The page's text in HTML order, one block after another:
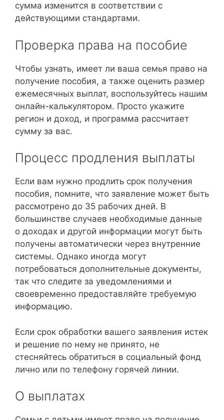
сумма изменится в соответствии с
действующими стандартами.
Проверка права на пособие
Чтобы узнать, имеет ли ваша семья право на
получение пособия, а также оценить размер
ежемесячных выплат, воспользуйтесь нашим
онлайн-калькулятором. Просто укажите
регион и доход, и программа рассчитает
сумму за вас.
Процесс продления выплаты
Если вам нужно продлить срок получения
пособия, помните, что заявление может быть
рассмотрено до 35 рабочих дней. В
большинстве случаев необходимые данные
о доходах и другой информации могут быть
получены автоматически через внутренние
системы. Однако иногда могут
потребоваться дополнительные документы,
так что следите за уведомлениями и
своевременно предоставляйте требуемую
информацию.
Если срок обработки вашего заявления истек
и решение по нему не принято, не
стесняйтесь обратиться в социальный фонд
лично или по телефону горячей линии.
О выплатах